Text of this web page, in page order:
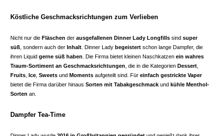
Köstliche Geschmacksrichtungen zum Verlieben
Nicht nur die Fläschen der ausgefallenen Dinner Lady Longfills sind super
süß , sondern auch der Inhalt . Dinner Lady begeistert schon lange Dampfer, die
ihren Liquid gerne süß haben . Die Firma bietet kleinen Naschkatzen ein wahres
Traum-Sortiment an Geschmacksrichtungen , die in die Kategorien Dessert
Fruits
Ice Sweets und Moments aufgeteilt sind. Für einfach gestrickte Vaper
bietet die Firma darüber hinaus Sorten mit Tabakgeschmack und kühle Menthol-
Sorten an.
Dampfer Tea-Time